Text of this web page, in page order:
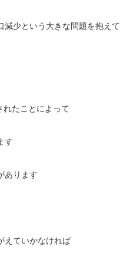
減少という大きな問題を抱えて
れたことによって
す
あります
えていかなければ